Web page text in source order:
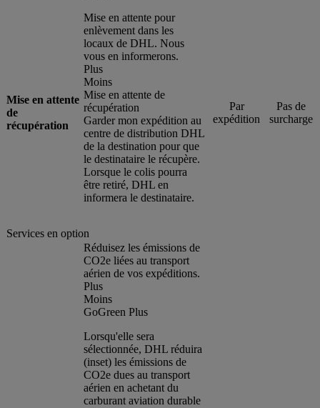
Mise en attente
de
récupération
Mise en attente pour
enlèvement dans les
locaux de DHL. Nous
vous en informerons.
Plus
Moins
Mise en attente de
récupération
Garder mon expédition au
centre de distribution DHL
de la destination pour que
le destinataire le récupère.
Lorsque le colis pourra
être retiré, DHL en
informera le destinataire.
Par
expédition
Pas de
surcharge
Services en option
Réduisez les émissions de
CO2e liées au transport
aérien de vos expéditions.
Plus
Moins
GoGreen Plus
Lorsqu'elle sera
sélectionnée, DHL réduira
(inset) les émissions de
CO2e dues au transport
aérien en achetant du
carburant aviation durable